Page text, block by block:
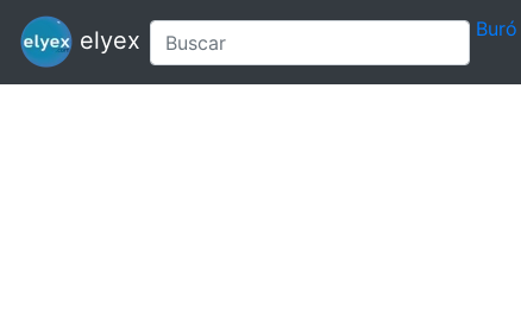
elyex Buró